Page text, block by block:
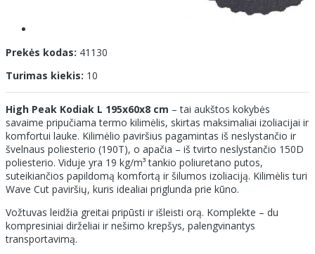
Prekės kodas: 41130
Turimas kiekis: 10
High Peak Kodiak L 195x60x8 cm – tai aukštos kokybės
savaime pripučiama termo kilimėlis, skirtas maksimaliai izoliacijai ir
komfortui lauke. Kilimėlio paviršius pagamintas iš neslystančio ir
švelnaus poliesterio (190T), o apačia – iš tvirto neslystančio 150D
poliesterio. Viduje yra 19 kg/m³ tankio poliuretano putos,
suteikiančios papildomą komfortą ir šilumos izoliaciją. Kilimėlis turi
Wave Cut paviršių, kuris idealiai priglunda prie kūno.
Vožtuvas leidžia greitai pripūsti ir išleisti orą. Komplekte – du
kompresiniai dirželiai ir nešimo krepšys, palengvinantys
transportavimą.